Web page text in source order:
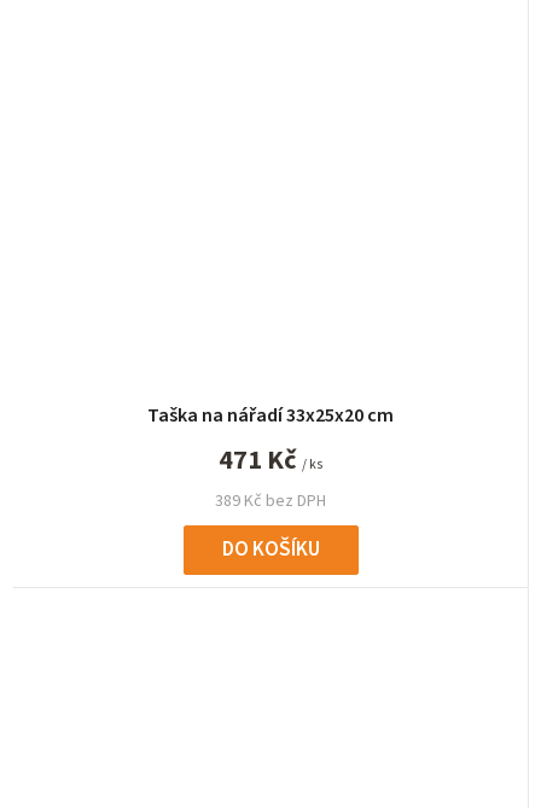
Taška na nářadí 33x25x20 cm
389 Kč bez DPH
471 Kč / ks
DO KOŠÍKU